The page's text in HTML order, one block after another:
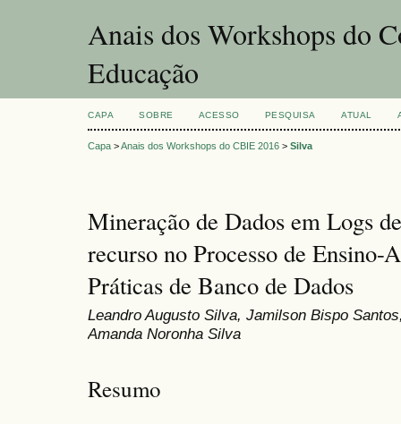
Anais dos Workshops do
Educação
CAPA SOBRE ACESSO PESQUISA ATUAL
Capa >Anais dos Workshops do CBIE 2016 > Silva
Mineração de Dados em Logs
recurso no Processo de Ensino-
Práticas de Banco de Dados
Leandro Augusto Silva, Jamilson Bispo
Amanda Noronha Silva
Resumo